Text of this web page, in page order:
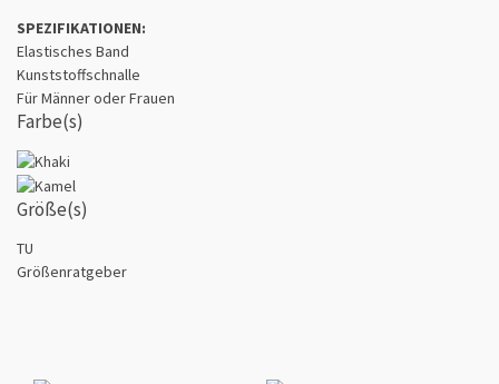
SPEZIFIKATIONEN:
Elastisches Band
Kunststoffschnalle
Für Männer oder Frauen
Farbe(s)
Größe(s)
TU
Größenratgeber